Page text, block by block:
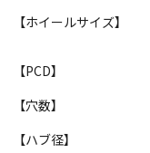
【ホイールサイズ】
【PCD】
【穴数】
【ハブ径】